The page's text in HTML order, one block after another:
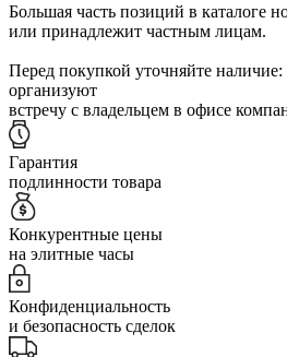
Большая часть позиций в каталоге
или принадлежит частным лицам.
Перед покупкой уточняйте
организуют
встречу с владельцем в офисе
Гарантия
подлинности товара
Конкурентные цены
на элитные часы
Конфиденциальность
и безопасность сделок